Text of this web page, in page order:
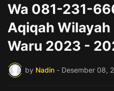
Wa 081-231-
Aqiqah
Waru 2023 -
by Nadin - Desember 08,